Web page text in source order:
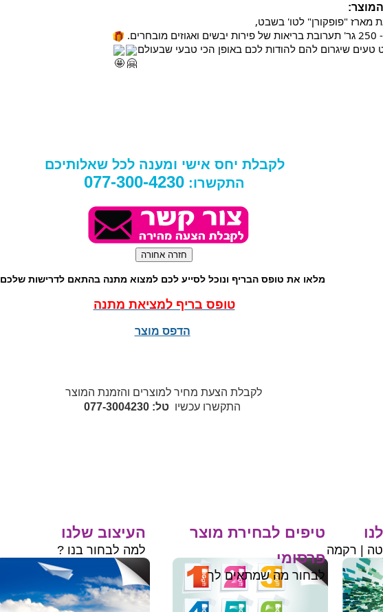
מארז "פופקורן" לטו' בשבט,
טעים שיגרום להם להודות לכם באופן הכי טבעי שבעולם
לקבלת יחס אישי ומענה לכל שאלותיכם
התקשרו: 077-300-4230
מלאו את טופס הבריף ונוכל לסייע לכם למצוא מתנה בהתאם לדרישות שלכם
טופס בריף למציאת מתנה
הדפס מוצר
לקבלת הצעת מחיר למוצרים והזמנת המוצר
התקשרו עכשיו טל: 077-3004230
טיפים לבחירת מוצר
פרסומי
לבחור מה שמתאים לך
העיצוב שלנו
למה לבחור בנו ? | רקמה